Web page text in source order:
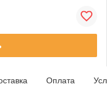
Оплата